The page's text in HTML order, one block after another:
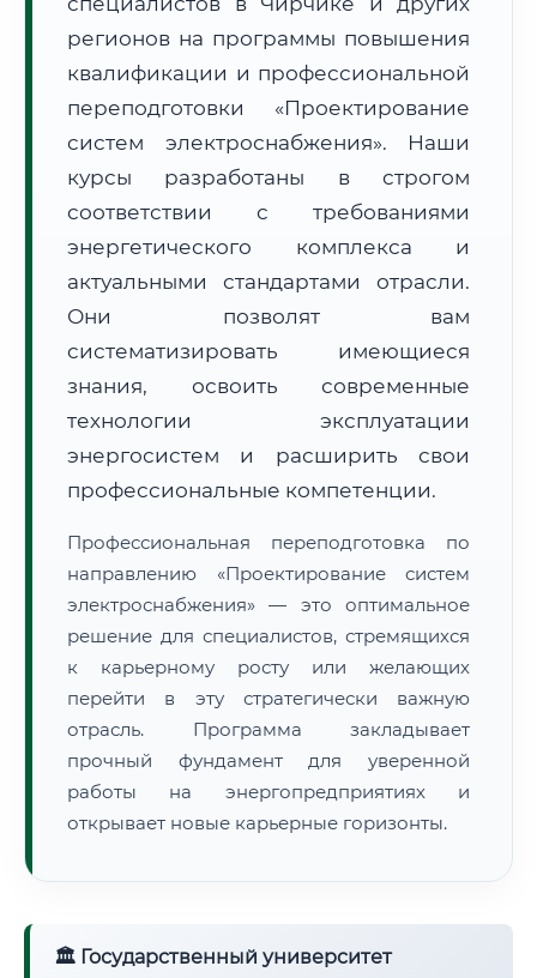
Расчет логистики оригиналов:
• Маршрут транзита:~1 797 км
3–4 рабочих дня
📜 Документы и аккредитация
регионов на программы повышения
квалификации и профессиональной
переподготовки «Проектирование
систем электроснабжения». Наши
курсы разработаны в строгом
соответствии с требованиями
энергетического комплекса и
актуальными стандартами отрасли.
Они позволят вам
систематизировать имеющиеся
знания, освоить современные
технологии эксплуатации
энергосистем и расширить свои
профессиональные компетенции.
Профессиональная переподготовка по
направлению «Проектирование систем
электроснабжения» — это оптимальное
решение для специалистов, стремящихся
к карьерному росту или желающих
перейти в эту стратегически важную
отрасль. Программа закладывает
прочный фундамент для уверенной
работы на энергопредприятиях и
открывает новые карьерные горизонты.
🏛 Государственный университет